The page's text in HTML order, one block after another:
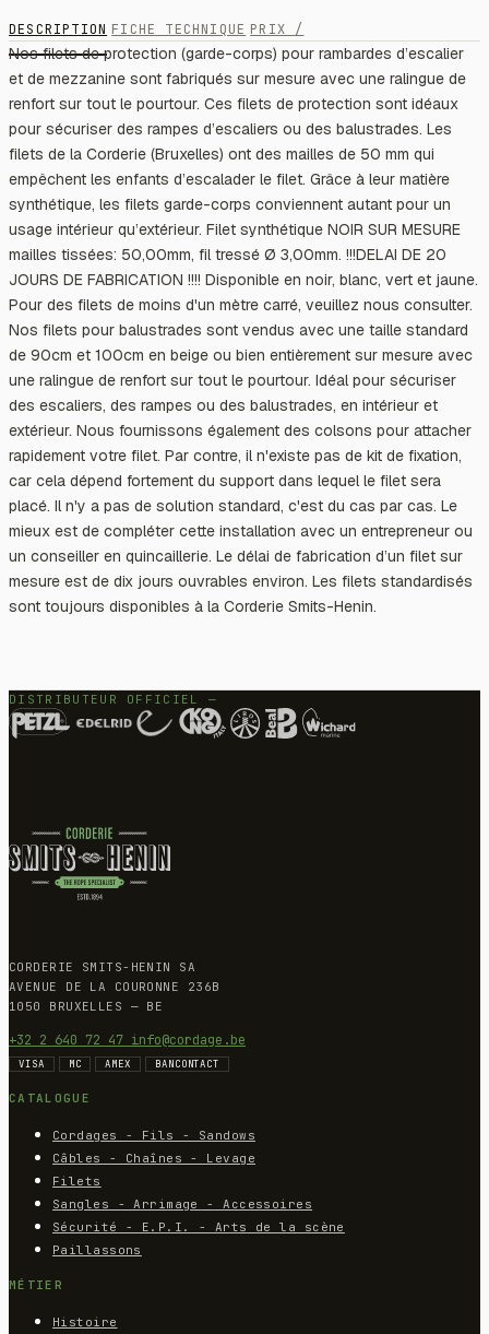
DESCRIPTION FICHE TECHNIQUE PRIX /
Nos filets de protection (garde-corps) pour rambardes d’escalier
et de mezzanine sont fabriqués sur mesure avec une ralingue de
renfort sur tout le pourtour. Ces filets de protection sont idéaux
pour sécuriser des rampes d’escaliers ou des balustrades. Les
filets de la Corderie (Bruxelles) ont des mailles de 50 mm qui
empêchent les enfants d’escalader le filet. Grâce à leur matière
synthétique, les filets garde-corps conviennent autant pour un
usage intérieur qu’extérieur. Filet synthétique NOIR SUR MESURE
mailles tissées: 50,00mm, fil tressé Ø 3,00mm. !!!DELAI DE 20
JOURS DE FABRICATION !!!! Disponible en noir, blanc, vert et jaune.
Pour des filets de moins d'un mètre carré, veuillez nous consulter.
Nos filets pour balustrades sont vendus avec une taille standard
de 90cm et 100cm en beige ou bien entièrement sur mesure avec
une ralingue de renfort sur tout le pourtour. Idéal pour sécuriser
des escaliers, des rampes ou des balustrades, en intérieur et
extérieur. Nous fournissons également des colsons pour attacher
rapidement votre filet. Par contre, il n'existe pas de kit de fixation,
car cela dépend fortement du support dans lequel le filet sera
placé. Il n'y a pas de solution standard, c'est du cas par cas. Le
mieux est de compléter cette installation avec un entrepreneur ou
un conseiller en quincaillerie. Le délai de fabrication d’un filet sur
mesure est de dix jours ouvrables environ. Les filets standardisés
sont toujours disponibles à la Corderie Smits-Henin.
DISTRIBUTEUR OFFICIEL —
CORDERIE SMITS-HENIN SA
AVENUE DE LA COURONNE 236B
1050 BRUXELLES — BE
+32 2 640 72 47 info@cordage.be
VISA MC AMEX BANCONTACT
CATALOGUE
Cordages - Fils - Sandows
Câbles - Chaînes - Levage
Filets
Sangles - Arrimage - Accessoires
Sécurité - E.P.I. - Arts de la scène
Paillassons
MÉTIER
Histoire